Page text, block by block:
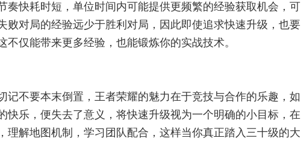
奏快耗时短，单位时间内可能提供更频繁的经验获取机会，可
败对局的经验远少于胜利对局，因此即使追求快速升级，也要
仅能带来更多经验，也能锻炼你的实战技术。
记不要本末倒置，王者荣耀的魅力在于竞技与合作的乐趣，如
快乐，便失去了意义，将快速升级视为一个明确的小目标，在
理解地图机制，学习团队配合，这样当你真正踏入三十级的大